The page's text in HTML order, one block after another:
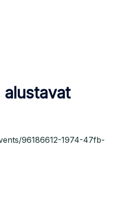
alustavat
96186612-1974-47fb-